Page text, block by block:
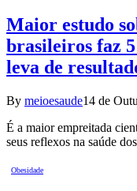
Maior estudo
brasileiros faz
leva de
By meioesaude14 de
É a maior empreitada
seus reflexos na saúde
Obesidade